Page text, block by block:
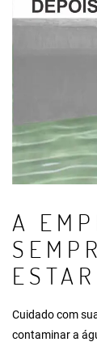
A
Cuidado com
contaminar a